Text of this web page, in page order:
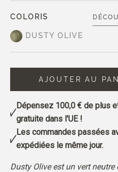
COLORIS
DUSTY OLIVE
AJOUTER AU
Dépensez 100,0 € de plus
gratuite dans l'UE !
Les commandes passées
expédiées le même jour.
Dusty Olive est un vert